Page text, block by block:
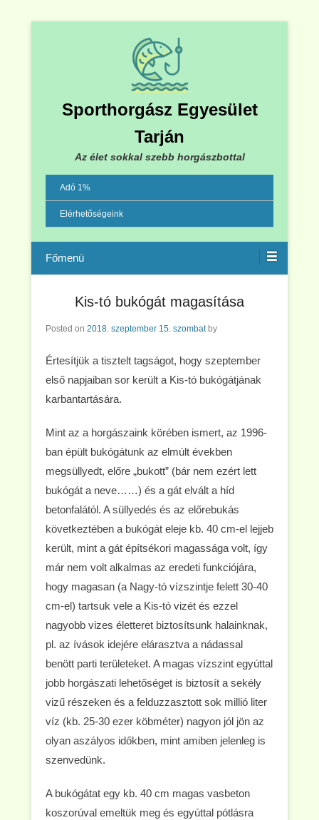
Sporthorgász Egyesület
Tarján
Az élet sokkal szebb horgászbottal
Adó 1%
Elérhetőségeink
Menu
Kis-tó bukógát magasítása
Posted on 2018. szeptember 15. szombatby
Értesítjük a tisztelt tagságot, hogy szeptember
első napjaiban sor került a Kis-tó bukógátjának
karbantartására.
Mint az a horgászaink körében ismert, az 1996-
ban épült bukógátunk az elmúlt években
megsüllyedt, előre „bukott” (bár nem ezért lett
bukógát a neve……) és a gát elvált a híd
betonfalától. A süllyedés és az előrebukás
következtében a bukógát eleje kb. 40 cm-el lejjeb
került, mint a gát építsékori magassága volt, így
már nem volt alkalmas az eredeti funkciójára,
hogy magasan (a Nagy-tó vízszintje felett 30-40
cm-el) tartsuk vele a Kis-tó vizét és ezzel
nagyobb vizes életteret biztosítsunk halainknak,
pl. az ívások idejére elárasztva a nádassal
benött parti területeket. A magas vízszint egyúttal
jobb horgászati lehetőséget is biztosít a sekély
vizű részeken és a felduzzasztott sok millió liter
víz (kb. 25-30 ezer köbméter) nagyon jól jön az
olyan aszályos időkben, mint amiben jelenleg is
szenvedünk.
A bukógátat egy kb. 40 cm magas vasbeton
koszorúval emeltük meg és egyúttal pótlásra